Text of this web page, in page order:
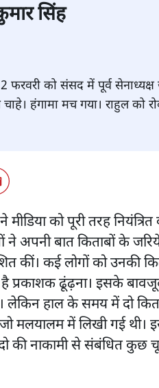
सिंह
2 फरवरी को संसद में पूर्व
हंगामा मच गया। राहुल को
मीडिया को पूरी तरह
अपनी बात किताबों के
कीं। कई लोगों को उनकी
प्रकाशक ढूंढ़ना। इसके
लेकिन हाल के समय में दो
मलयालम में लिखी गई थी।
की नाकामी से संबंधित कुछ